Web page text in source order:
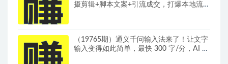
摄剪辑+脚本文案+引流成交，打爆本地流量
（19765期）通义千问输入法来了！让文字
输入变得如此简单，最快 300 字/分，AI 自